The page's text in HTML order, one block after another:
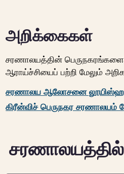
அறிக்கைகள்
சரணாலயத்தின்
ஆராய்ச்சியைப் பற்றி மேலும்
சரணாலய ஆலோசனை
கிரீன்விச் பெருநகர சரணாலயம்
சரணாலயத்தில்